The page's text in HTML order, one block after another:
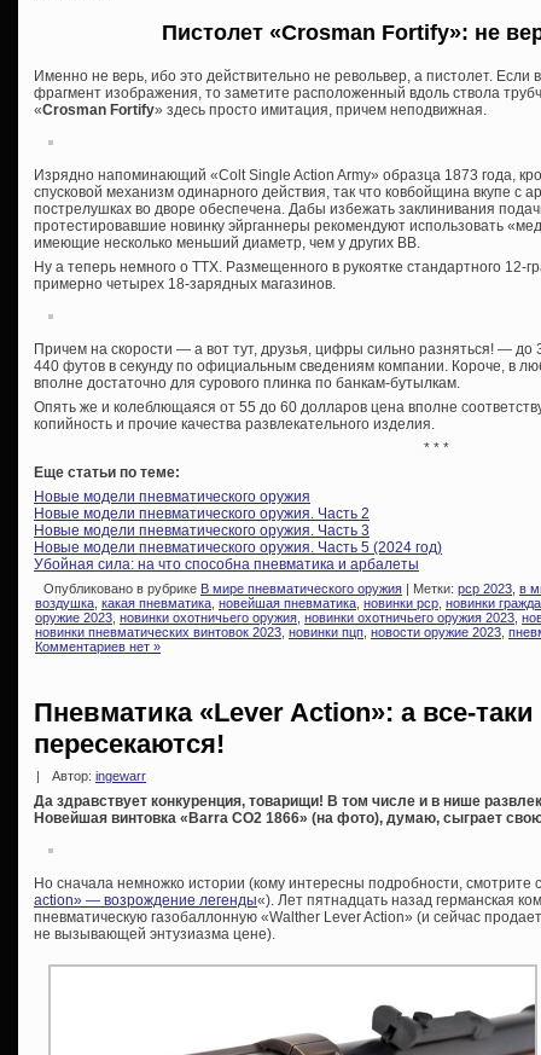
Пистолет «Crosman Fortify»: не
Именно не верь, ибо это действительно не револьвер, а пистолет.
фрагмент изображения, то заметите расположенный вдоль ствола
«Crosman Fortify» здесь просто имитация, причем неподвижная.
Изрядно напоминающий «Colt Single Action Army» образца 1873 года,
спусковой механизм одинарного действия, так что ковбойщина вкупе с
пострелушках во дворе обеспечена. Дабы избежать заклинивания
протестировавшие новинку эйрганнеры рекомендуют использовать
имеющие несколько меньший диаметр, чем у других ВВ.
Ну а теперь немного о ТТХ. Размещенного в рукоятке стандартного 12-
примерно четырех 18-зарядных магазинов.
Причем на скорости — а вот тут, друзья, цифры сильно разняться! —
440 футов в секунду по официальным сведениям компании. Короче, в
вполне достаточно для сурового плинка по банкам-бутылкам.
Опять же и колеблющаяся от 55 до 60 долларов цена вполне
копийность и прочие качества развлекательного изделия.
* * *
Еще статьи по теме:
Новые модели пневматического оружия
Новые модели пневматического оружия. Часть 2
Новые модели пневматического оружия. Часть 3
Новые модели пневматического оружия. Часть 5 (2024 год)
Убойная сила: на что способна пневматика и арбалеты
Опубликовано в рубрике В мире пневматического оружия | Метки: pcp 2023 в
воздушка какая пневматика новейшая пневматика новинки pcp новинки
оружие 2023 новинки охотничьего оружия новинки охотничьего оружия 2023
новинки пневматических винтовок 2023 новинки пцп новости оружие 2023
Комментариев нет »
Пневматика «Lever Action»: а все-
пересекаются!
| Автор: ingewarr
Да здравствует конкуренция, товарищи! В том числе и в нише
Новейшая винтовка «Barra CO2 1866» (на фото), думаю, сыграет
Но сначала немножко истории (кому интересны подробности, смотрите
action» — возрождение легенды«). Лет пятнадцать назад германская
пневматическую газобаллонную «Walther Lever Action» (и сейчас
не вызывающей энтузиазма цене).